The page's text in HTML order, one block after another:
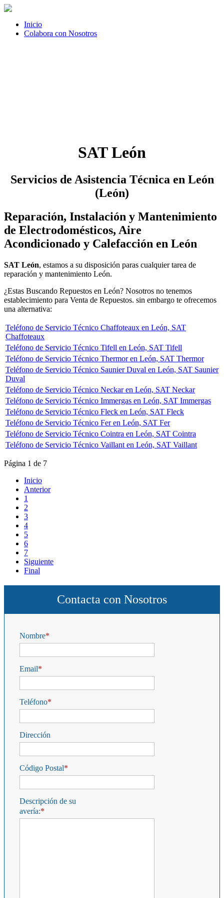
Inicio
Colabora con Nosotros
SAT León
Servicios de Asistencia Técnica en León
(León)
Reparación, Instalación y Mantenimiento
de Electrodomésticos, Aire
Acondicionado y Calefacción en León
SAT León, estamos a su disposición paras cualquier tarea de
reparación y mantenimiento León.
¿Estas Buscando Repuestos en León? Nosotros no tenemos
establecimiento para Venta de Repuestos. sin embargo te ofrecemos
una alternativa:
Teléfono de Servicio Técnico Chaffoteaux en León, SAT
Chaffoteaux
Teléfono de Servicio Técnico Tifell en León, SAT Tifell
Teléfono de Servicio Técnico Thermor en León, SAT Thermor
Teléfono de Servicio Técnico Saunier Duval en León, SAT Saunier
Duval
Teléfono de Servicio Técnico Neckar en León, SAT Neckar
Teléfono de Servicio Técnico Immergas en León, SAT Immergas
Teléfono de Servicio Técnico Fleck en León, SAT Fleck
Teléfono de Servicio Técnico Fer en León, SAT Fer
Teléfono de Servicio Técnico Cointra en León, SAT Cointra
Teléfono de Servicio Técnico Vaillant en León, SAT Vaillant
Página 1 de 7
Inicio
Anterior
1
2
3
4
5
6
7
Siguiente
Final
Contacta con Nosotros
Nombre
Email
Teléfono
Dirección
Código Postal
Descripción de su
avería: